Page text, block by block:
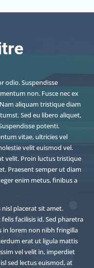
odio. Suspendisse
non. Fusce nec ex
aliquam tristique diam
Sed eu libero aliquet,
potenti.
vitae, ultricies vel
velit euismod vel.
velit. Proin luctus tristique
Praesent semper ut diam
enim metus, finibus a
placerat sit amet.
facilisis id. Sed pharetra
in lorem non nibh fringilla
erat ut ligula mattis
vel velit in, imperdiet
sed lectus euismod, at